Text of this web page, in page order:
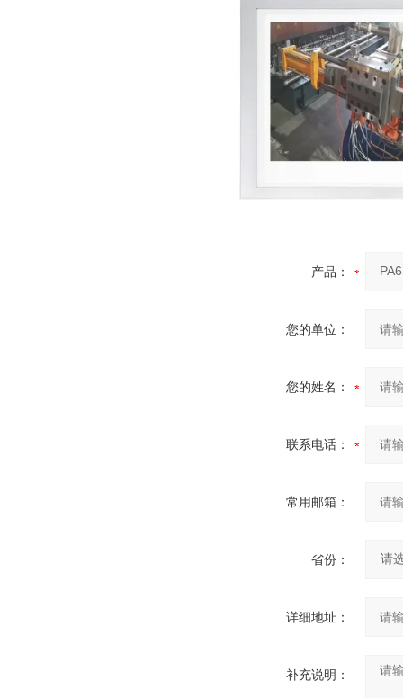
产品：
您的单位：
您的姓名：
联系电话：
常用邮箱：
省份：
详细地址：
补充说明：